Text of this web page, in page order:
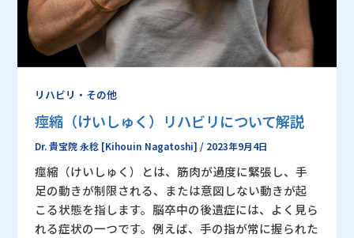
リハビリ・その他
痙縮（けいしゅく）リハビリについて解説
Dr. 貴宝院 永稔 [Kihouin Nagatoshi] / 2023年9月4日
痙縮（けいしゅく）とは、筋肉が過度に緊張し、手
足の動きが制限される、または意図しない動きが起
こる状態を指します。脳卒中の後遺症には、よく見ら
れる症状の一つです。例えば、手の指が常に握られた